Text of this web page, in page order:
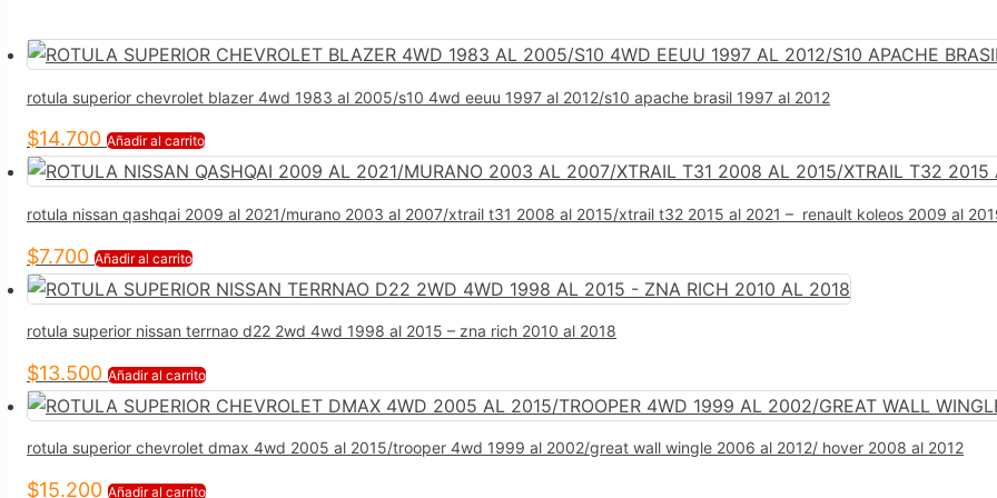
rotula superior chevrolet blazer 4wd 1983 al 2005/s10 4wd eeuu 1997 al 2012/s10 apache brasil 1997 al 2012
$14.700 Añadir al carrito
rotula nissan qashqai 2009 al 2021/murano 2003 al 2007/xtrail t31 2008 al 2015/xtrail t32 2015 al 2021 – renault koleos 2009 al
$7.700 Añadir al carrito
rotula superior nissan terrnao d22 2wd 4wd 1998 al 2015 – zna rich 2010 al 2018
$13.500 Añadir al carrito
rotula superior chevrolet dmax 4wd 2005 al 2015/trooper 4wd 1999 al 2002/great wall wingle 2006 al 2012/ hover 2008 al 2012
$15.200 Añadir al carrito